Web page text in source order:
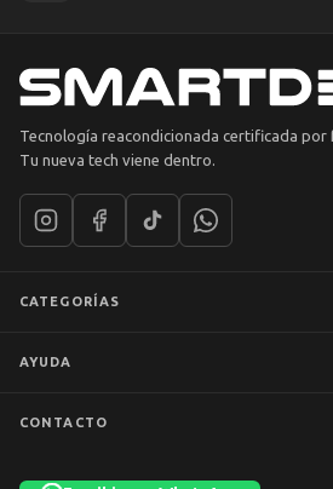
Tecnología reacondicionada certificada por
Tu nueva tech viene dentro.
CATEGORÍAS
AYUDA
CONTACTO